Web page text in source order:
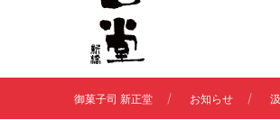
御菓子司 新正堂 お知らせ